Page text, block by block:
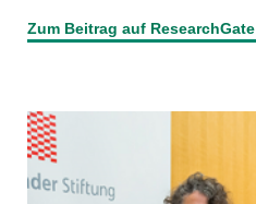
Zum Beitrag auf ResearchGate